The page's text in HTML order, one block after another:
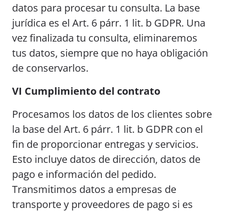
datos para procesar tu consulta. La base
jurídica es el Art. 6 párr. 1 lit. b GDPR. Una
vez finalizada tu consulta, eliminaremos
tus datos, siempre que no haya obligación
de conservarlos.
VI Cumplimiento del contrato
Procesamos los datos de los clientes sobre
la base del Art. 6 párr. 1 lit. b GDPR con el
fin de proporcionar entregas y servicios.
Esto incluye datos de dirección, datos de
pago e información del pedido.
Transmitimos datos a empresas de
transporte y proveedores de pago si es